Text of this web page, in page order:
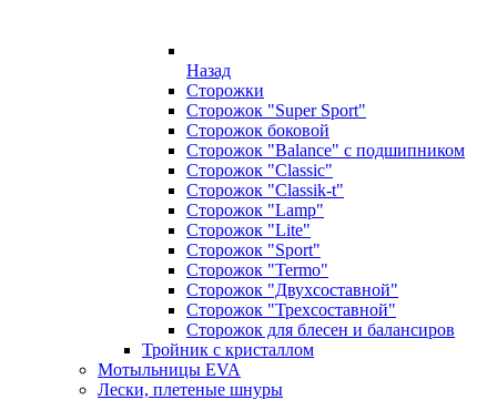
Назад
Сторожки
Сторожок "Super Sport"
Сторожок боковой
Сторожок "Balance" с подшипником
Сторожок "Classic"
Сторожок "Classik-t"
Сторожок "Lamp"
Сторожок "Lite"
Сторожок "Sport"
Сторожок "Termo"
Сторожок "Двухсоставной"
Сторожок "Трехсоставной"
Сторожок для блесен и балансиров
Тройник с кристаллом
Мотыльницы EVA
Лески, плетеные шнуры